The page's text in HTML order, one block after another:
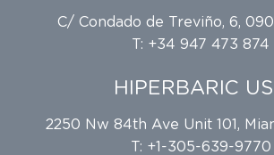
C/ Condado de Treviño, 6,
T: +34 947 473 874
HIPERBARIC
2250 Nw 84th Ave Unit 101,
T: +1-305-639-9770